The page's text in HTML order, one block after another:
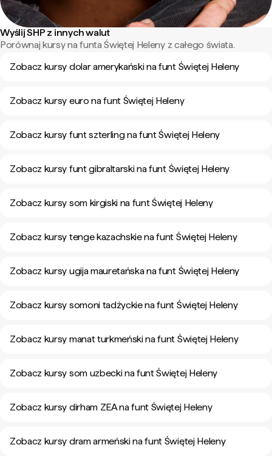
Wyślij SHP z innych walut
Porównaj kursy na funta Świętej Heleny z całego świata.
Zobacz kursy dolar amerykański na funt Świętej Heleny
Zobacz kursy euro na funt Świętej Heleny
Zobacz kursy funt szterling na funt Świętej Heleny
Zobacz kursy funt gibraltarski na funt Świętej Heleny
Zobacz kursy som kirgiski na funt Świętej Heleny
Zobacz kursy tenge kazachskie na funt Świętej Heleny
Zobacz kursy ugija mauretańska na funt Świętej Heleny
Zobacz kursy somoni tadżyckie na funt Świętej Heleny
Zobacz kursy manat turkmeński na funt Świętej Heleny
Zobacz kursy som uzbecki na funt Świętej Heleny
Zobacz kursy dirham ZEA na funt Świętej Heleny
Zobacz kursy dram armeński na funt Świętej Heleny